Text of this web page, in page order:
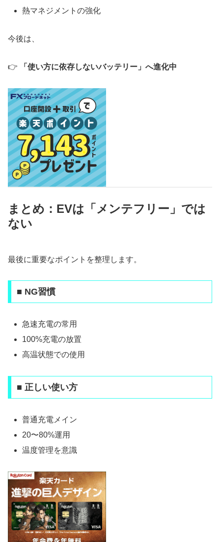
熱マネジメントの強化
今後は、
👉 「使い方に依存しないバッテリー」へ進化中
まとめ：EVは「メンテフリー」では
ない
最後に重要なポイントを整理します。
■ NG習慣
急速充電の常用
100%充電の放置
高温状態での使用
■ 正しい使い方
普通充電メイン
20〜80%運用
温度管理を意識